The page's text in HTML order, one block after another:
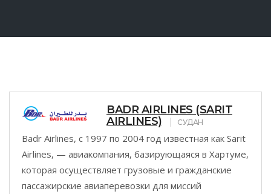
BADR AIRLINES (SARIT
AIRLINES)
СУДАН
Badr Airlines, с 1997 по 2004 год известная как Sarit
Airlines, — авиакомпания, базирующаяся в Хартуме,
которая осуществляет грузовые и гражданские
пассажирские авиаперевозки для миссий